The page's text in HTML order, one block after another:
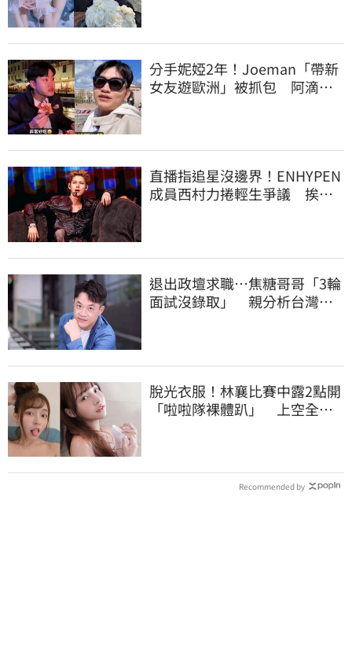
分手妮婭2年！Joeman「帶新
女友遊歐洲」被抓包 阿滴發
直播指追星沒邊界！ENHYPEN
成員西村力捲輕生爭議 挨
退出政壇求職…焦糖哥哥「3輪
面試沒錄取」 親分析台灣職
脫光衣服！林襄比賽中露2點開
「啦啦隊裸體趴」 上空全裸
Recommended by